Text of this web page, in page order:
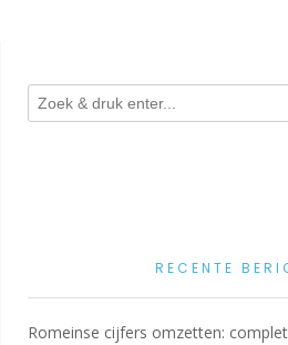
RECENTE
Romeinse cijfers omzetten: